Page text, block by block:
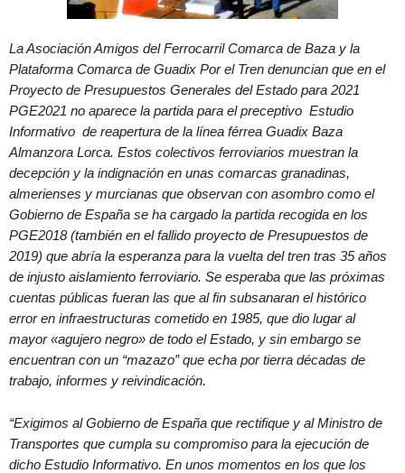
La Asociación Amigos del Ferrocarril Comarca de Baza y la
Plataforma Comarca de Guadix Por el Tren denuncian que en el
Proyecto de Presupuestos Generales del Estado para 2021
PGE2021 no aparece la partida para el preceptivo Estudio
Informativo de reapertura de la línea férrea Guadix Baza
Almanzora Lorca. Estos colectivos ferroviarios muestran la
decepción y la indignación en unas comarcas granadinas,
almerienses y murcianas que observan con asombro como el
Gobierno de España se ha cargado la partida recogida en los
PGE2018 (también en el fallido proyecto de Presupuestos de
2019) que abría la esperanza para la vuelta del tren tras 35 años
de injusto aislamiento ferroviario. Se esperaba que las próximas
cuentas públicas fueran las que al fin subsanaran el histórico
error en infraestructuras cometido en 1985, que dio lugar al
mayor «agujero negro» de todo el Estado, y sin embargo se
encuentran con un “mazazo” que echa por tierra décadas de
trabajo, informes y reivindicación.
“Exigimos al Gobierno de España que rectifique y al Ministro de
Transportes que cumpla su compromiso para la ejecución de
dicho Estudio Informativo. En unos momentos en los que los